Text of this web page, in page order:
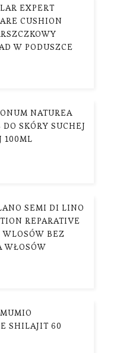
EXPERT
CUSHION
W PODUSZCE
NATUREA
SKÓRY SUCHEJ
100ML
SEMI DI LINO
REPARATIVE
BEZ
WŁOSÓW
SHILAJIT 60